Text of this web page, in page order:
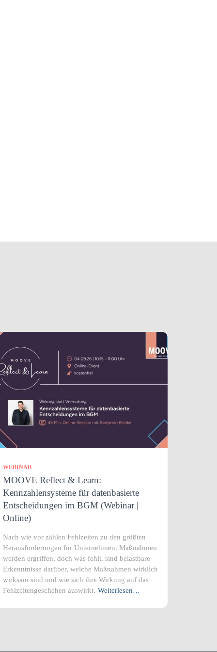
WEBINAR
MOOVE Reflect & Learn:
Kennzahlensysteme für datenbasierte
Entscheidungen im BGM (Webinar |
Online)
Nach wie vor zählen Fehlzeiten zu den größten
Herausforderungen für Unternehmen. Maßnahmen
werden ergriffen, doch was fehlt, sind belastbare
Erkenntnisse darüber, welche Maßnahmen wirklich
wirksam sind und wie sich ihre Wirkung auf das
Fehlzeitengeschehen auswirkt. Weiterlesen…